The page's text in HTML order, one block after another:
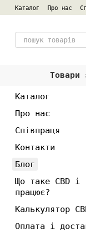
Перейти к
Каталог Про нас
Товари
Каталог
Про нас
Співпраця
Контакти
Блог
Що таке CBD і
працює?
Калькулятор
Оплата і